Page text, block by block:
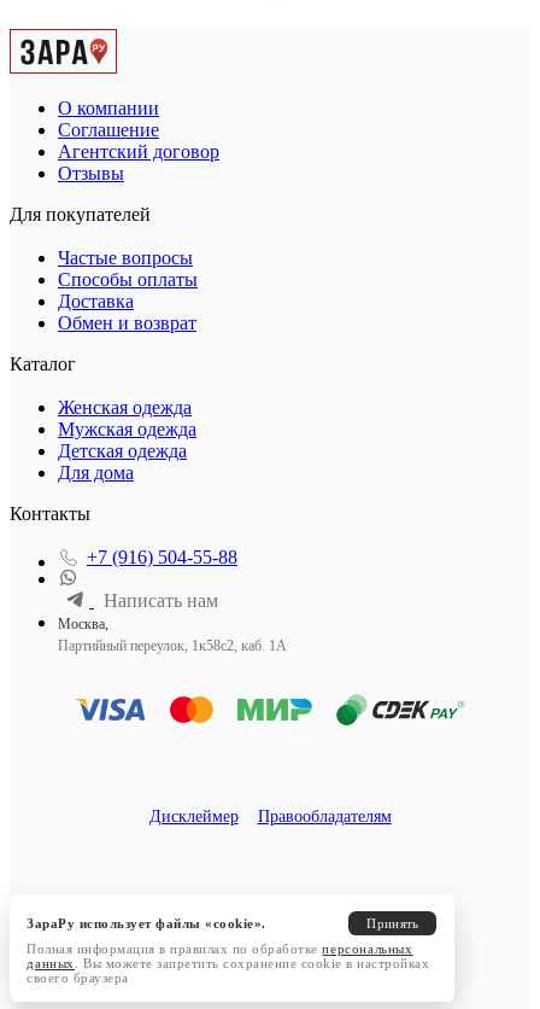
О компании
Соглашение
Агентский договор
Отзывы
Для покупателей
Частые вопросы
Способы оплаты
Доставка
Обмен и возврат
Каталог
Женская одежда
Мужская одежда
Детская одежда
Для дома
Контакты
+7 (916) 504-55-88
Написать нам
Москва,
Партийный переулок, 1к58с2, каб. 1А
Дисклеймер Правообладателям
ЗараРу использует файлы «cookie».
Принять
Полная информация в правилах по обработкеперсональных
данных
. Вы можете запретить сохранение cookie в настройках
своего браузера